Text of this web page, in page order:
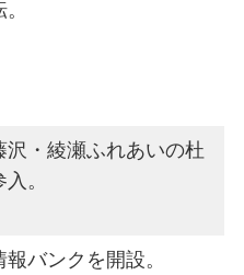
沢・綾瀬ふれあいの杜
。
バンクを開設。